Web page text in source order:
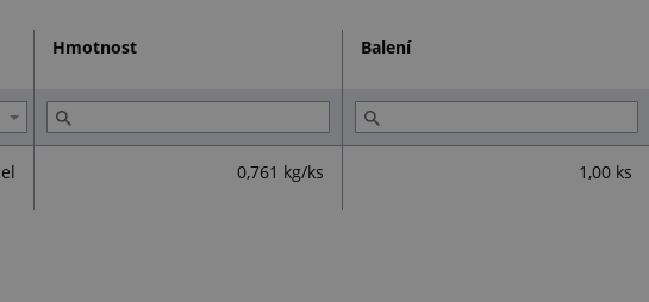
Hmotnost Balení
0,761 kg/ks 1,00 ks